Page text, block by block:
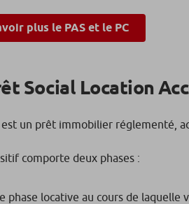
plus le PAS et le PC
Social Location
est un prêt immobilier réglementé,
comporte deux phases :
phase locative au cours de laquelle